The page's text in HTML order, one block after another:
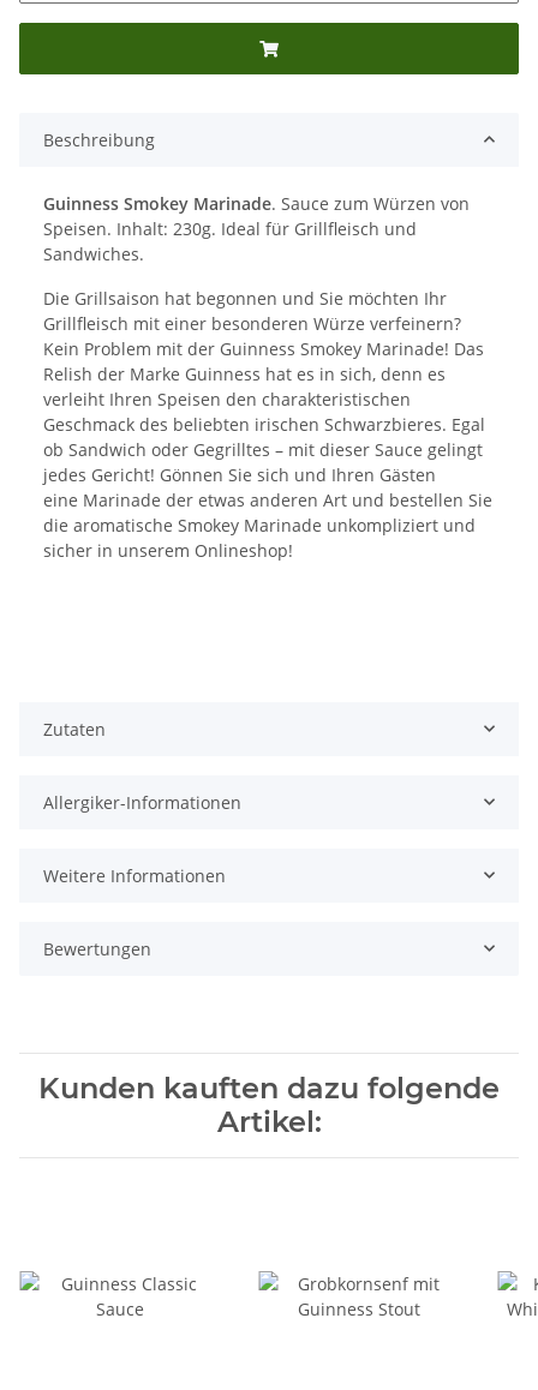
Beschreibung
Guinness Smokey Marinade. Sauce zum Würzen von
Speisen. Inhalt: 230g. Ideal für Grillfleisch und
Sandwiches.
Die Grillsaison hat begonnen und Sie möchten Ihr
Grillfleisch mit einer besonderen Würze verfeinern?
Kein Problem mit der Guinness Smokey Marinade! Das
Relish der Marke Guinness hat es in sich, denn es
verleiht Ihren Speisen den charakteristischen
Geschmack des beliebten irischen Schwarzbieres. Egal
ob Sandwich oder Gegrilltes – mit dieser Sauce gelingt
jedes Gericht! Gönnen Sie sich und Ihren Gästen
eine Marinade der etwas anderen Art und bestellen Sie
die aromatische Smokey Marinade unkompliziert und
sicher in unserem Onlineshop!
Zutaten
Allergiker-Informationen
Weitere Informationen
Bewertungen
Kunden kauften dazu folgende
Artikel: